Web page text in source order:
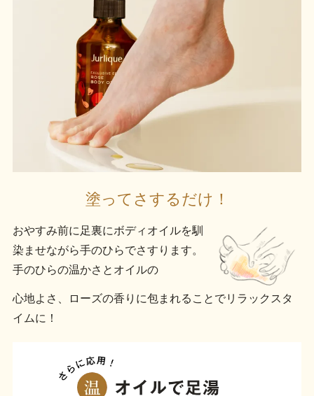
塗ってさするだけ！
おやすみ前に足裏にボディオイルを馴
染ませながら手のひらでさすります。
手のひらの温かさとオイルの
心地よさ、ローズの香りに包まれることでリラックスタ
イムに！